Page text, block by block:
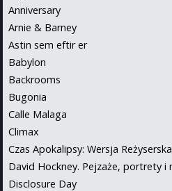
Anniversary
Arnie & Barney
Astin sem eftir er
Babylon
Backrooms
Bugonia
Calle Malaga
Climax
Czas Apokalipsy: Wersja Reżyserska
David Hockney. Pejzaże, portrety i
Disclosure Day